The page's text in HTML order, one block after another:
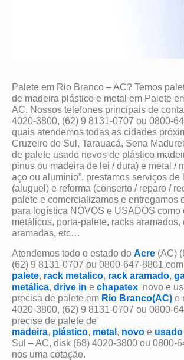
Palete em Rio Branco – AC? Temos
de madeira plástico e metal em Palete
AC. Nossos telefones principais de
4020-3800, (62) 9 8131-0707 ou 0800-
quais atendemos todas as cidades
Cruzeiro do Sul, Tarauacá, Sena
de palete usado novos de plástico
pinus ou madeira de lei / dura) e metal /
aço ou alumínio”, prestamos serviços de
(aluguel) e reforma (conserto / reparo /
palete e comercializamos e entregamos
para logística NOVOS e USADOS como
metálicos, porta-palete, racks
aramadas, etc…
Atendemos todo o estado do Acre (AC)
(62) 9 8131-0707 ou 0800-647-8801 com
palete, rack metalico, rack aramado,
metálica, drive in e chapatex novo e
precisa de palete em Rio Branco(AC) e
4020-3800, (62) 9 8131-0707 ou 0800-
precise de palete de
madeira, plástico, metal , novo e usado
Sul – AC, disk (68) 4020-3800 ou 0800-
nos uma cotação.